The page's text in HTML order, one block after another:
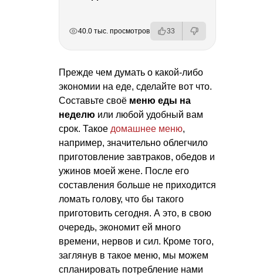
40.0 тыс. просмотров 33
Прежде чем думать о какой-либо
экономии на еде, сделайте вот что.
Составьте своё меню еды на
неделю или любой удобный вам
срок. Такое домашнее меню,
например, значительно облегчило
приготовление завтраков, обедов и
ужинов моей жене. После его
составления больше не приходится
ломать голову, что бы такого
приготовить сегодня. А это, в свою
очередь, экономит ей много
времени, нервов и сил. Кроме того,
заглянув в такое меню, мы можем
спланировать потребление нами